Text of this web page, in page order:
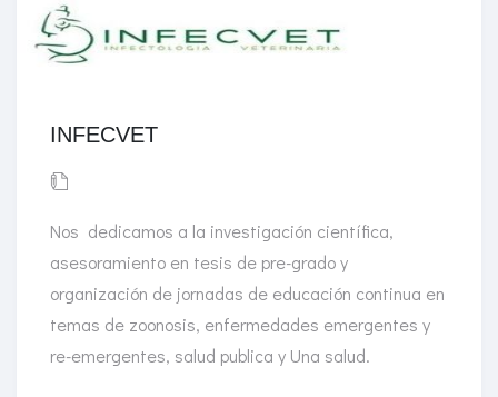
INFECVET
Nos dedicamos a la investigación científica,
asesoramiento en tesis de pre-grado y
organización de jornadas de educación continua en
temas de zoonosis, enfermedades emergentes y
re-emergentes, salud publica y Una salud.